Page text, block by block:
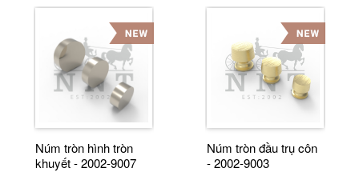
Núm tròn hình tròn
khuyết - 2002-9007
Núm tròn đầu trụ côn
- 2002-9003